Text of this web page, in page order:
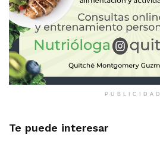
PUBLICIDAD
Te puede interesar